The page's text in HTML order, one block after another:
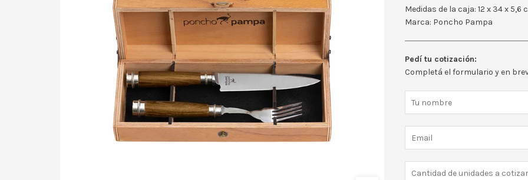
Medidas de la caja: 12 x 34 x 5,6
Marca: Poncho Pampa
Pedí tu cotización:
Completá el formulario y en